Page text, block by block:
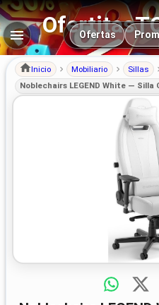
Navegación
Ofertas
Inicio Mobiliario Sillas
Noblechairs LEGEND White —